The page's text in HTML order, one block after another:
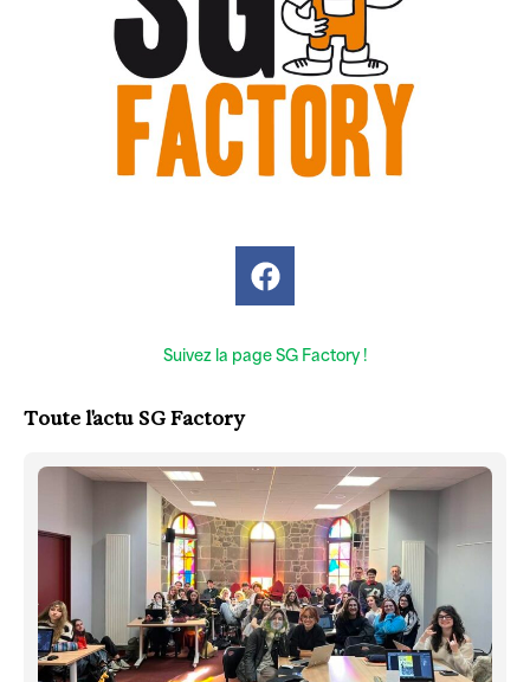
Suivez la page SG Factory !
Toute l'actu SG Factory